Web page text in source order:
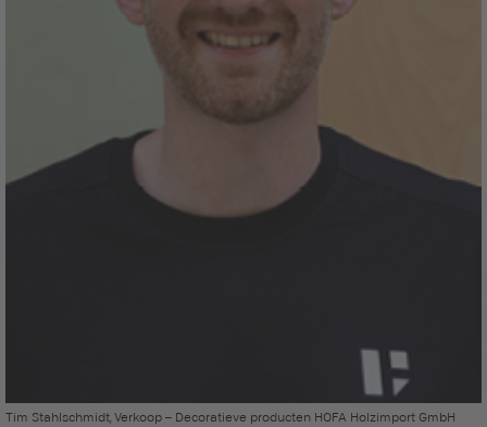
Tim Stahlschmidt, Verkoop – Decoratieve producten HOFA Holzimport GmbH